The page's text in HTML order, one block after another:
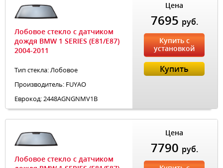
Лобовое стекло с датчиком
дождя BMW 1 SERIES (E81/E87)
2004-2011
Тип стекла: Лобовое
Производитель: FUYAO
Еврокод: 2448AGNGNMV1B
Цена
7695 руб.
Купить с
установкой
Купить
Лобовое стекло с датчиком
Цена
7790 руб.